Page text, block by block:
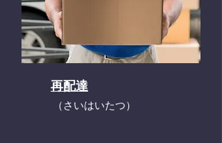
再配達
​（さいはいたつ）